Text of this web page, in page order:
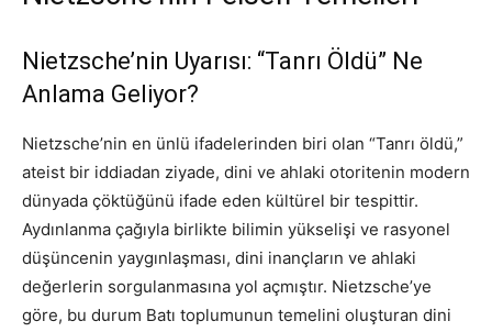
Nietzsche’nin Uyarısı: “Tanrı Öldü” Ne
Anlama Geliyor?
Nietzsche’nin en ünlü ifadelerinden biri olan “Tanrı öldü,”
ateist bir iddiadan ziyade, dini ve ahlaki otoritenin modern
dünyada çöktüğünü ifade eden kültürel bir tespittir.
Aydınlanma çağıyla birlikte bilimin yükselişi ve rasyonel
düşüncenin yaygınlaşması, dini inançların ve ahlaki
değerlerin sorgulanmasına yol açmıştır. Nietzsche’ye
göre, bu durum Batı toplumunun temelini oluşturan dini